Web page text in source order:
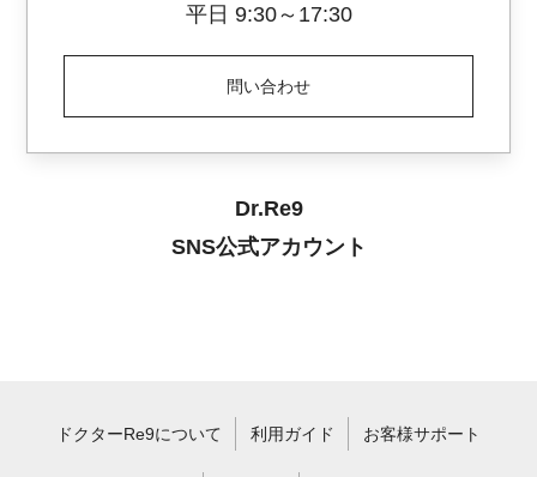
平日 9:30～17:30
問い合わせ
Dr.Re9
SNS公式アカウント
ドクターRe9について 利用ガイド お客様サポート